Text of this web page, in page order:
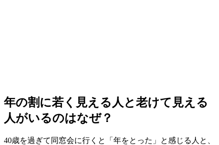
年の割に若く見える人と老けて見える
人がいるのはなぜ？
40歳を過ぎて同窓会に行くと「年をとった」と感じる人と、